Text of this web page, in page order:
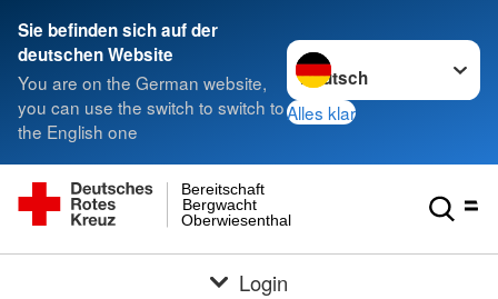
Sie befinden sich auf der
deutschen Website
You are on the German website,
you can use the switch to switch to
the English one
Sprache wechseln zu
Alles klar
Oberwiesenthal
Bergwacht
Bereitschaft
Login